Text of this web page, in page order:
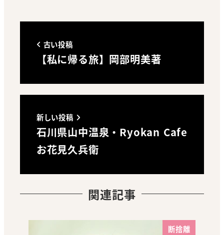
古い投稿
【私に帰る旅】岡部明美著
新しい投稿
石川県山中温泉・Ryokan Cafe
お花見久兵衛
関連記事
断捨離